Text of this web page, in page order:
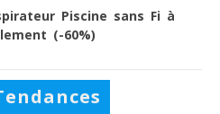
Piscine sans Fi à
(-60%)